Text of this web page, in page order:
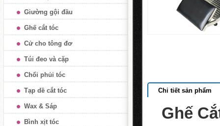
Giường gội đầu
Ghế cắt tóc
Cử cho tông đơ
Túi đeo và cặp
Chổi phủi tóc
Tạp dề cắt tóc
Wax & Sáp
Bình xịt tóc
Chi tiết sản phẩm
Ghế